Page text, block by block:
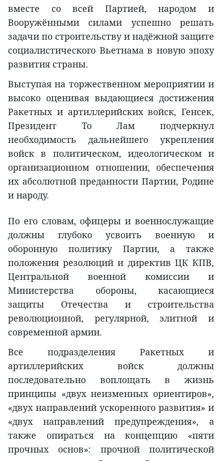
вместе со всей Партией, народом и
Вооружёнными силами успешно решать
задачи по строительству и надёжной защите
социалистического Вьетнама в новую эпоху
развития страны.
Выступая на торжественном мероприятии и
высоко оценивая выдающиеся достижения
Ракетных и артиллерийских войск, Генсек,
Президент То Лам подчеркнул
необходимость дальнейшего укрепления
войск в политическом, идеологическом и
организационном отношении, обеспечения
их абсолютной преданности Партии, Родине
и народу.
По его словам, офицеры и военнослужащие
должны глубоко усвоить военную и
оборонную политику Партии, а также
положения резолюций и директив ЦК КПВ,
Центральной военной комиссии и
Министерства обороны, касающиеся
защиты Отечества и строительства
революционной, регулярной, элитной и
современной армии.
Все подразделения Ракетных и
артиллерийских войск должны
последовательно воплощать в жизнь
принципы «двух неизменных ориентиров»,
«двух направлений ускоренного развития» и
«двух направлений предупреждения», а
также опираться на концепцию «пяти
прочных основ»: прочной политической